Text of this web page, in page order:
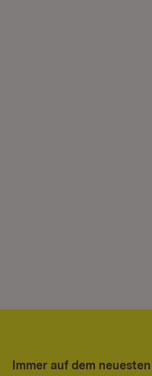
Immer auf dem